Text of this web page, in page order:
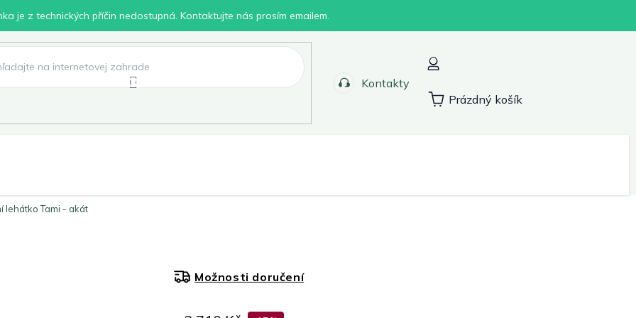
je z technických příčin nedostupná. Kontaktujte nás prosím emailem.
Kontakty
Nákupní
Prázdný košík
lehátko Tami - akát
Možnosti doručení